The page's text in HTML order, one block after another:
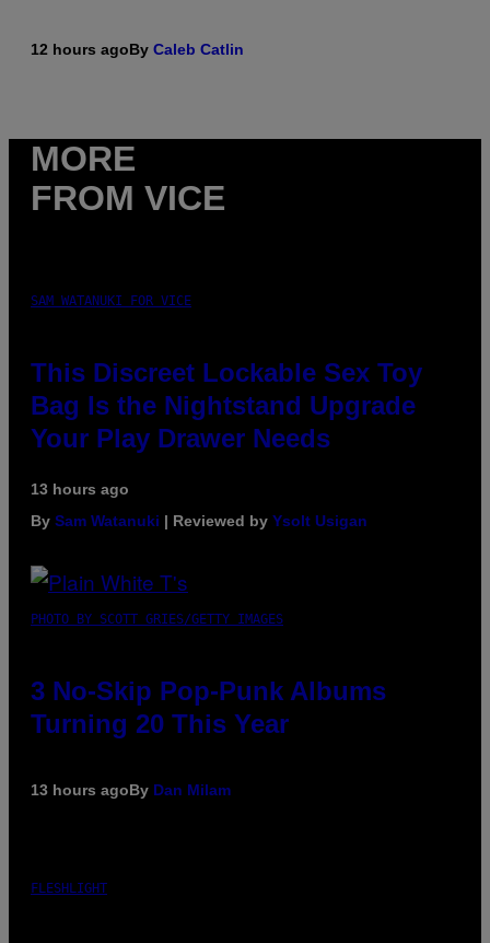
12 hours agoBy Caleb Catlin
MORE
FROM VICE
SAM WATANUKI FOR VICE
This Discreet Lockable Sex Toy
Bag Is the Nightstand Upgrade
Your Play Drawer Needs
13 hours ago
By Sam Watanuki | Reviewed by Ysolt Usigan
PHOTO BY SCOTT GRIES/GETTY IMAGES
3 No-Skip Pop-Punk Albums
Turning 20 This Year
13 hours agoBy Dan Milam
FLESHLIGHT